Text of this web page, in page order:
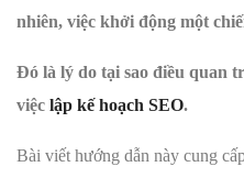
nhiên, việc khởi động một
Đó là lý do tại sao điều quan
việc lập kế hoạch SEO.
Bài viết hướng dẫn này cung